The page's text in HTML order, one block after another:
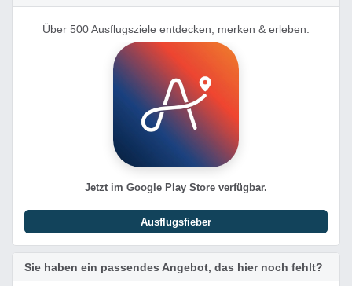
Über 500 Ausflugsziele entdecken, merken & erleben.
Jetzt im Google Play Store verfügbar.
Ausflugsfieber
Sie haben ein passendes Angebot, das hier noch fehlt?